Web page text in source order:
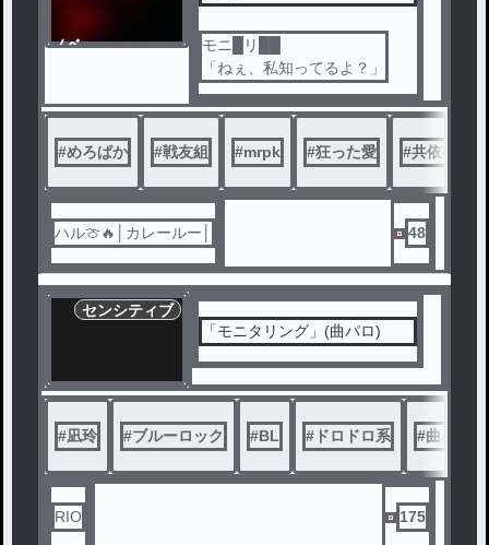
ノベ
モニ█リ██
「ねぇ、私知ってるよ？」
#めろぱか #戦友組 #mrpk #狂った愛 #共依存
ハル🍈🔥│カレールー│ 48
センシティブ
「モニタリング」(曲パロ)
#凪玲 #ブルーロック #BL # ドロドロ系 #曲パロ
RIO 175